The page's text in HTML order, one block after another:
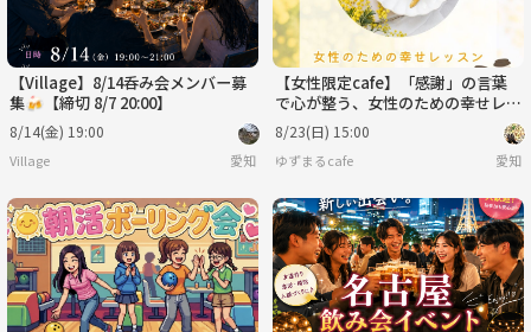
【Village】8/14呑み会メンバー募
集🍻【締切 8/7 20:00】
8/14(金) 19:00
Village 愛知
【女性限定cafe】「感謝」の言葉
で心が整う、女性のための幸せレッ
スン
8/23(日) 15:00
ゆずまるcafe 愛知